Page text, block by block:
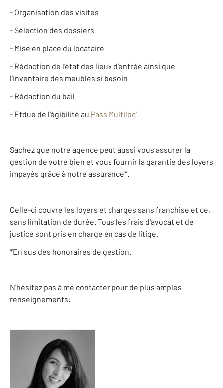
- Organisation des visites
- Sélection des dossiers
- Mise en place du locataire
- Rédaction de l’état des lieux d’entrée ainsi que
l’inventaire des meubles si besoin
- Rédaction du bail
- Etdue de l'égibilité au Pass Multiloc'
Sachez que notre agence peut aussi vous assurer la
gestion de votre bien et vous fournir la garantie des loyers
impayés grâce à notre assurance*.
Celle-ci couvre les loyers et charges sans franchise et ce,
sans limitation de durée. Tous les frais d'avocat et de
justice sont pris en charge en cas de litige.
*En sus des honoraires de gestion.
N'hésitez pas à me contacter pour de plus amples
renseignements: